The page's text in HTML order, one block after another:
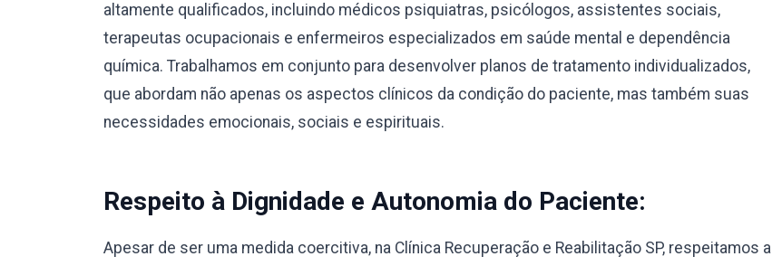
altamente qualificados, incluindo médicos psiquiatras, psicólogos, assistentes sociais,
terapeutas ocupacionais e enfermeiros especializados em saúde mental e dependência
química. Trabalhamos em conjunto para desenvolver planos de tratamento individualizados,
que abordam não apenas os aspectos clínicos da condição do paciente, mas também suas
necessidades emocionais, sociais e espirituais.
Respeito à Dignidade e Autonomia do Paciente:
Apesar de ser uma medida coercitiva, na Clínica Recuperação e Reabilitação SP, respeitamos a